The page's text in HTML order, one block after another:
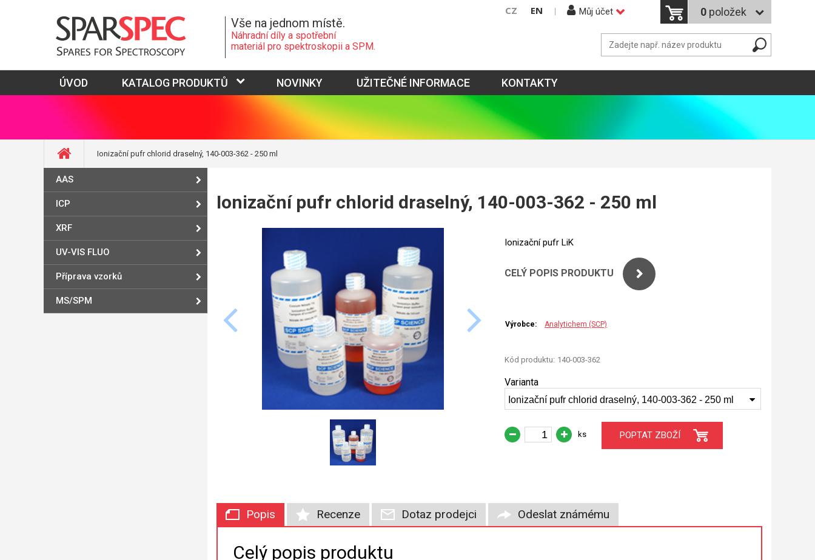
Vše na jednom místě.
Náhradní díly a spotřební
materiál pro spektroskopii a SPM.
CZ EN Můj účet 0 položek
ÚVOD KATALOG PRODUKTŮ NOVINKY UŽITEČNÉ INFORMACE KONTAKTY
Ionizační pufr chlorid draselný, 140-003-362 - 250 ml
AAS
ICP
XRF
UV-VIS FLUO
Příprava vzorků
MS/SPM
Ionizační pufr chlorid draselný, 140-003-362 - 250 ml
Ionizační pufr LiK
CELÝ POPIS PRODUKTU
Výrobce: Analytichem (SCP)
Kód produktu: 140-003-362
Varianta
Ionizační pufr chlorid draselný, 140-003-362 - 250 ml
ks POPTAT ZBOŽÍ
Popis Recenze Dotaz prodejci Odeslat známému
Celý popis produktu